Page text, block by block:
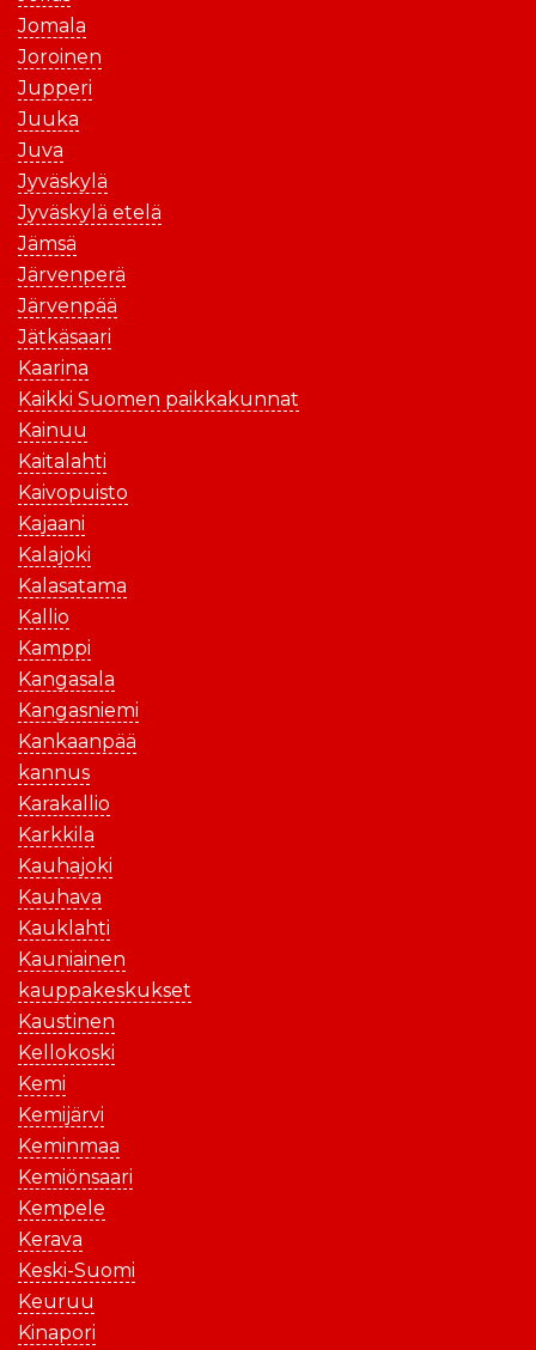
Jomala
Joroinen
Jupperi
Juuka
Juva
Jyväskylä
Jyväskylä etelä
Jämsä
Järvenperä
Järvenpää
Jätkäsaari
Kaarina
Kaikki Suomen paikkakunnat
Kainuu
Kaitalahti
Kaivopuisto
Kajaani
Kalajoki
Kalasatama
Kallio
Kamppi
Kangasala
Kangasniemi
Kankaanpää
kannus
Karakallio
Karkkila
Kauhajoki
Kauhava
Kauklahti
Kauniainen
kauppakeskukset
Kaustinen
Kellokoski
Kemi
Kemijärvi
Keminmaa
Kemiönsaari
Kempele
Kerava
Keski-Suomi
Keuruu
Kinapori